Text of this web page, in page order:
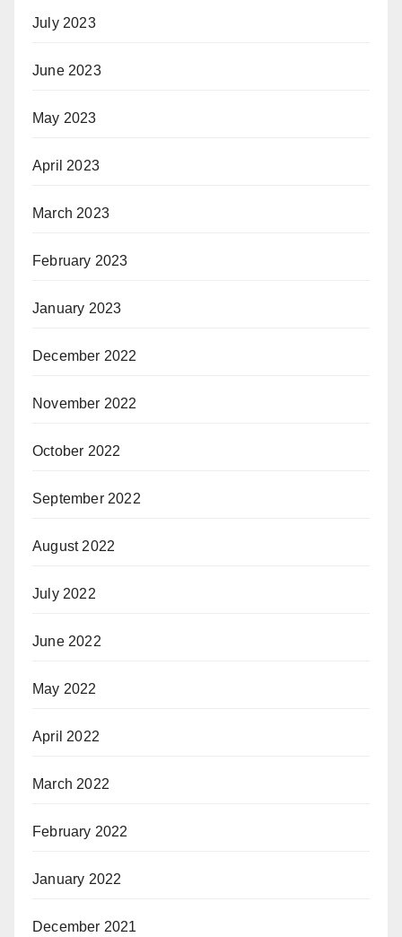
July 2023
June 2023
May 2023
April 2023
March 2023
February 2023
January 2023
December 2022
November 2022
October 2022
September 2022
August 2022
July 2022
June 2022
May 2022
April 2022
March 2022
February 2022
January 2022
December 2021